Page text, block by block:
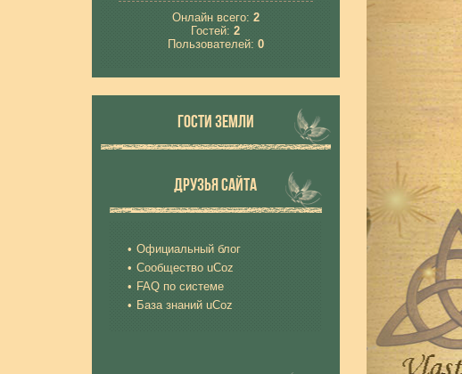
Онлайн всего: 2
Гостей:2
Пользователей: 0
ГОСТИ ЗЕМЛИ
ДРУЗЬЯ САЙТА
Официальный блог
Сообщество uCoz
FAQ по системе
База знаний uCoz